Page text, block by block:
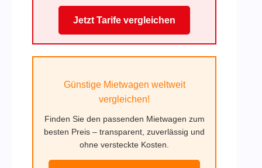
Jetzt Tarife vergleichen
Günstige Mietwagen weltweit
vergleichen!
Finden Sie den passenden Mietwagen zum
besten Preis – transparent, zuverlässig und
ohne versteckte Kosten.